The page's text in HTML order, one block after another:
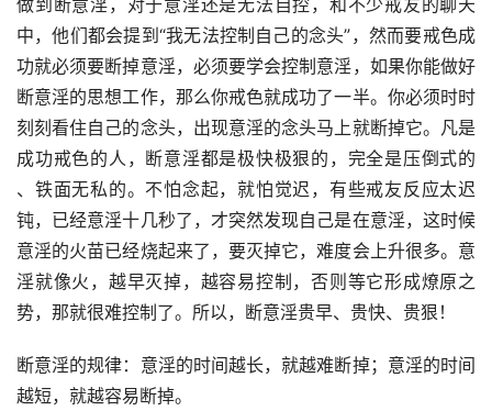
做到断意淫，对于意淫还是无法自控，和不少戒友的聊天
中，他们都会提到“我无法控制自己的念头”，然而要戒色成
功就必须要断掉意淫，必须要学会控制意淫，如果你能做好
断意淫的思想工作，那么你戒色就成功了一半。你必须时时
刻刻看住自己的念头，出现意淫的念头马上就断掉它。凡是
成功戒色的人，断意淫都是极快极狠的，完全是压倒式的
、铁面无私的。不怕念起，就怕觉迟，有些戒友反应太迟
钝，已经意淫十几秒了，才突然发现自己是在意淫，这时候
意淫的火苗已经烧起来了，要灭掉它，难度会上升很多。意
淫就像火，越早灭掉，越容易控制，否则等它形成燎原之
势，那就很难控制了。所以，断意淫贵早、贵快、贵狠！
断意淫的规律：意淫的时间越长，就越难断掉；意淫的时间
越短，就越容易断掉。